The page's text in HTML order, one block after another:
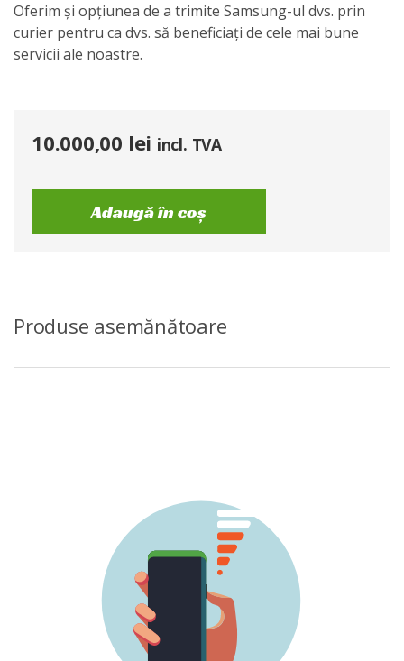
Oferim și opțiunea de a trimite Samsung-ul dvs. prin
curier pentru ca dvs. să beneficiați de cele mai bune
servicii ale noastre.
10.000,00 lei incl. TVA
Adaugă în coș
Produse asemănătoare